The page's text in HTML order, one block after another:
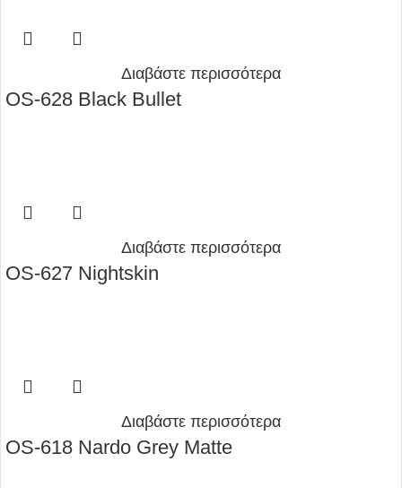
Διαβάστε περισσότερα
OS-628 Black Bullet
Διαβάστε περισσότερα
OS-627 Nightskin
Διαβάστε περισσότερα
OS-618 Nardo Grey Matte